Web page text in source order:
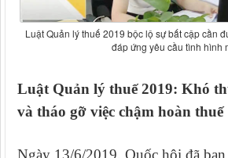
Luật Quản lý thuế 2019 bộc lộ sự bất cập cần
đáp ứng yêu cầu tình hình
Luật Quản lý thuế 2019: Khó
và tháo gỡ việc chậm hoàn thuế
Ngày 13/6/2019, Quốc hội đã